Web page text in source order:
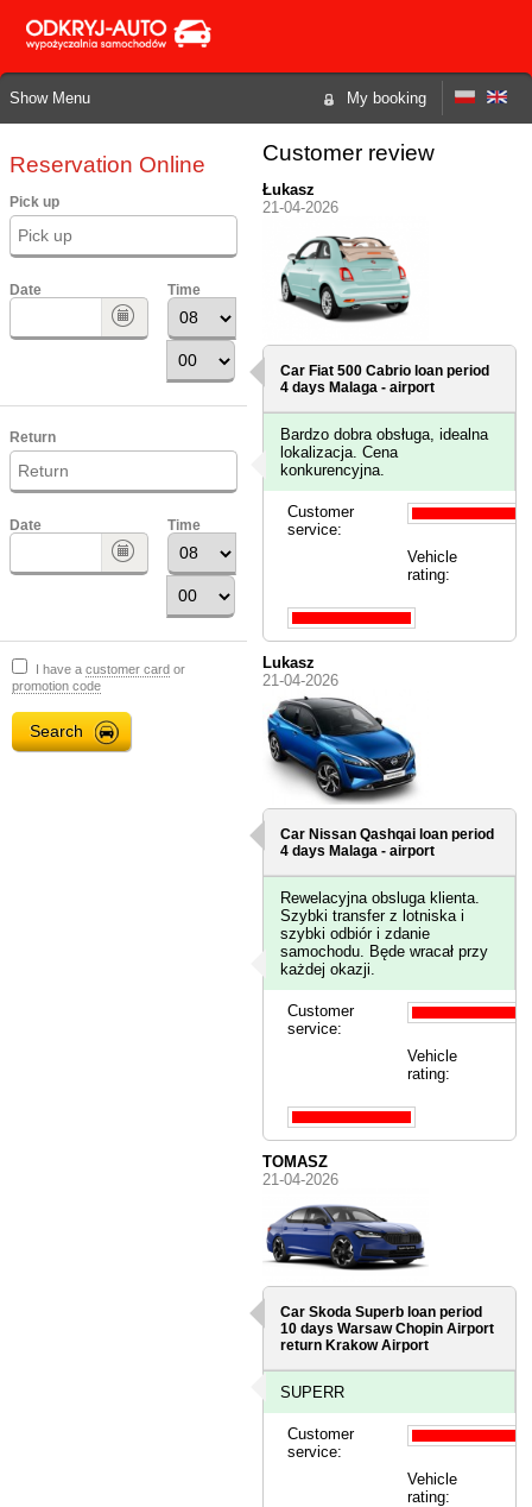
My booking
Show Menu
Reservation Online
Pick up
Date Time
Return
Date Time
I have a customer card or
promotion code
Customer review
Łukasz
21-04-2026
Car Fiat 500 Cabrio loan period
4 days Malaga - airport
Bardzo dobra obsługa, idealna
lokalizacja. Cena
konkurencyjna.
Customer
service:
Vehicle
rating:
Lukasz
21-04-2026
Car Nissan Qashqai loan period
4 days Malaga - airport
Rewelacyjna obsluga klienta.
Szybki transfer z lotniska i
szybki odbiór i zdanie
samochodu. Będe wracał przy
każdej okazji.
Customer
service:
Vehicle
rating:
TOMASZ
21-04-2026
Car Skoda Superb loan period
10 daysWarsaw Chopin Airport
return Krakow Airport
SUPERR
Customer
service:
Vehicle
rating: